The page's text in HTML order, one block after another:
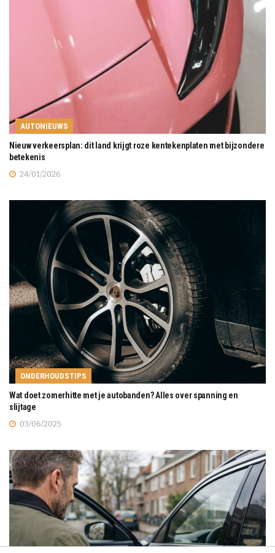
AUTONIEUWS
Nieuw verkeersplan: dit land krijgt roze kentekenplaten met bijzondere
betekenis
24/01/2026
ONDERHOUDSTIPS
Wat doet zomerhitte met je autobanden? Alles over spanning en
slijtage
03/06/2025